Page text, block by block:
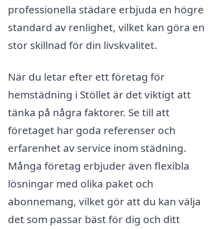
professionella städare erbjuda en högre
standard av renlighet, vilket kan göra en
stor skillnad för din livskvalitet.
När du letar efter ett företag för
hemstädning i Stöllet är det viktigt att
tänka på några faktorer. Se till att
företaget har goda referenser och
erfarenhet av service inom städning.
Många företag erbjuder även flexibla
lösningar med olika paket och
abonnemang, vilket gör att du kan välja
det som passar bäst för dig och ditt